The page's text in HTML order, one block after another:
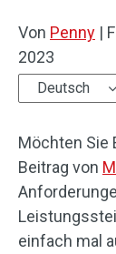
Von Penny |
2023
Deutsch
Möchten Sie
Beitrag von
einfach mal